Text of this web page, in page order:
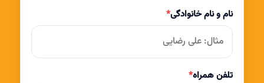
نام و نام خانوادگی*
تلفن همراه*